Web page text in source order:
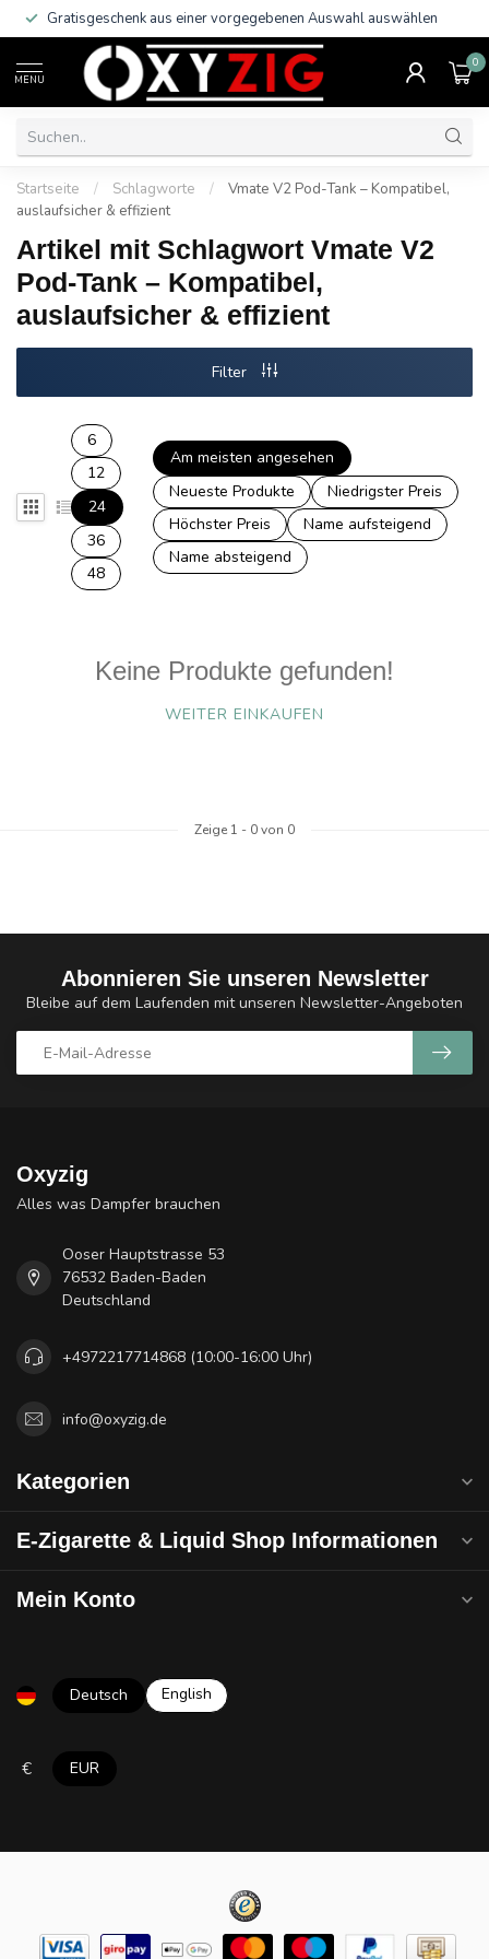
Gratisgeschenk aus einer vorgegebenen Auswahl auswählen
MENU
0
Startseite / Schlagworte /
Vmate V2 Pod-Tank – Kompatibel,
auslaufsicher & effizient
Artikel mit Schlagwort Vmate V2
Pod-Tank – Kompatibel,
auslaufsicher & effizient
Filter
6
12
24
36
48
Am meisten angesehen
Neueste Produkte
Niedrigster Preis
Höchster Preis
Name aufsteigend
Name absteigend
Keine Produkte gefunden!
WEITER EINKAUFEN
Zeige 1 - 0von 0
Abonnieren Sie unseren Newsletter
Bleibe auf dem Laufenden mit unseren Newsletter-Angeboten
Oxyzig
Alles was Dampfer brauchen
Ooser Hauptstrasse 53
76532 Baden-Baden
Deutschland
+4972217714868 (10:00-16:00 Uhr)
info@oxyzig.de
Kategorien
E-Zigarette & Liquid Shop Informationen
Mein Konto
Deutsch English
€ EUR